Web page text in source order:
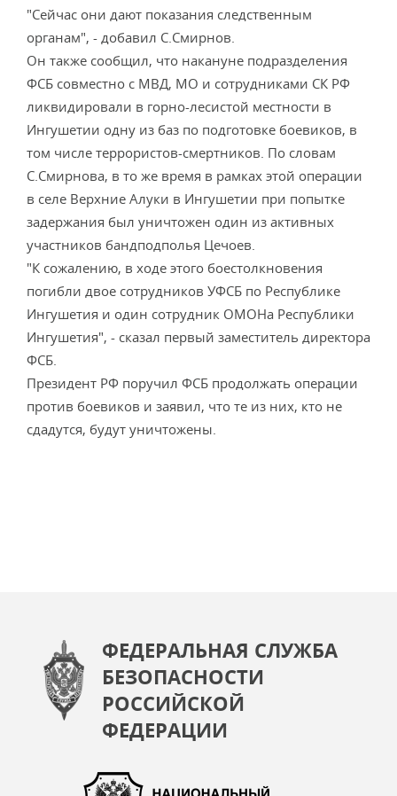
"Сейчас они дают показания следственным
органам", - добавил С.Смирнов.
Он также сообщил, что накануне подразделения
ФСБ совместно с МВД, МО и сотрудниками СК РФ
ликвидировали в горно-лесистой местности в
Ингушетии одну из баз по подготовке боевиков, в
том числе террористов-смертников. По словам
С.Смирнова, в то же время в рамках этой операции
в селе Верхние Алуки в Ингушетии при попытке
задержания был уничтожен один из активных
участников бандподполья Цечоев.
"К сожалению, в ходе этого боестолкновения
погибли двое сотрудников УФСБ по Республике
Ингушетия и один сотрудник ОМОНа Республики
Ингушетия", - сказал первый заместитель директора
ФСБ.
Президент РФ поручил ФСБ продолжать операции
против боевиков и заявил, что те из них, кто не
сдадутся, будут уничтожены.
ФЕДЕРАЛЬНАЯ СЛУЖБА
БЕЗОПАСНОСТИ
РОССИЙСКОЙ
ФЕДЕРАЦИИ